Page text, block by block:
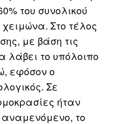
του συνολικού
Στο τέλος
με βάση τις
λάβει το υπόλοιπο
εφόσον ο
Σε
ήταν
το